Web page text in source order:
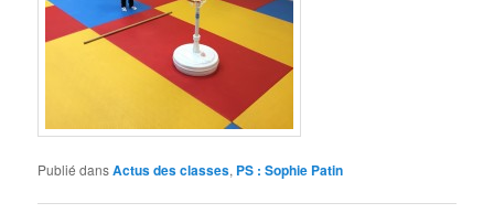
Publié dansActus des classes, PS : Sophie Patin